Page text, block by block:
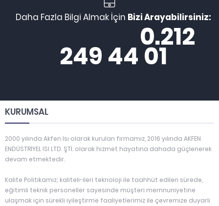
Daha Fazla Bilgi Almak İçin Bizi Arayabilirsiniz:
0.212
249 44 01
KURUMSAL
2000 yılında Akfen Isı olarak kurulan firmamız, 2016 yılında AKFEN
ENDÜSTRİYEL ISI LTD. ŞTİ. olarak hizmet hayatına dahada güçlenerek
devam etmektedir.
Kalite Politikamız; kaliteli-ileri teknoloji ile taahhüt edilen sürede,
eğitimli teknik personeller sayesinde müşteri memnuniyetine
ulaşmak için sürekli iyileştirme faaliyetlerimiz ile çevremize duyarlı